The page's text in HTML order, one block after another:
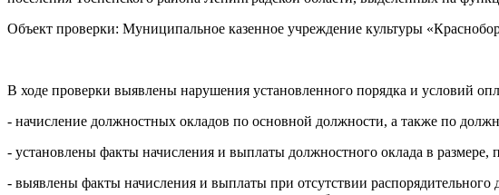
Объект проверки: Муниципальное казенное учреждение культуры
В ходе проверки выявлены нарушения установленного порядка и условий
- начисление должностных окладов по основной должности, а также по
- установлены факты начисления и выплаты должностного оклада в
- выявлены факты начисления и выплаты при отсутствии